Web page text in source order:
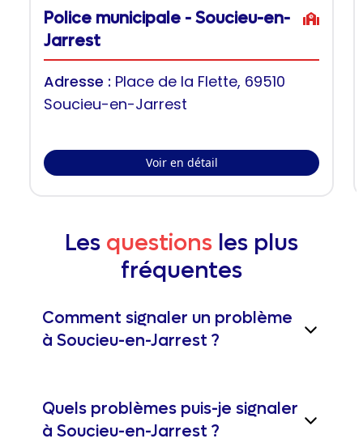
Police municipale - Soucieu-en-
Jarrest
Adresse : Place de la Flette, 69510
Soucieu-en-Jarrest
Voir en détail
Les questions les plus
fréquentes
Comment signaler un problème
à Soucieu-en-Jarrest ?
Quels problèmes puis-je signaler
à Soucieu-en-Jarrest ?